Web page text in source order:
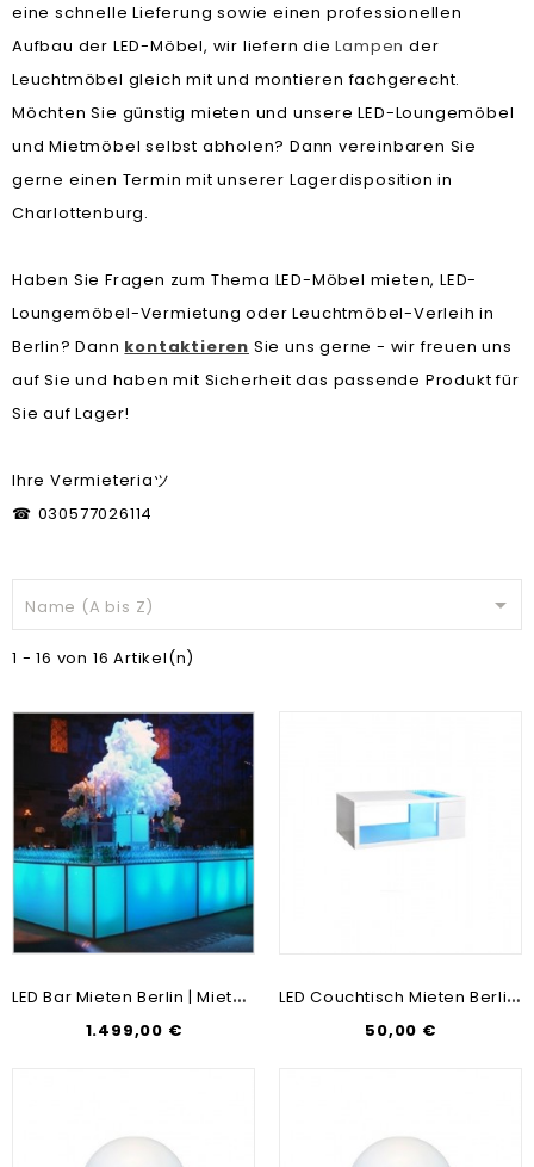
eine schnelle Lieferung sowie einen professionellen
Aufbau der LED-Möbel, wir liefern dieLampen der
Leuchtmöbel gleich mit und montieren fachgerecht.
Möchten Sie günstig mieten und unsere LED-Loungemöbel
und Mietmöbel selbst abholen? Dann vereinbaren Sie
gerne einen Termin mit unserer Lagerdisposition in
Charlottenburg.
Haben Sie Fragen zum Thema LED-Möbel mieten, LED-
Loungemöbel-Vermietung oder Leuchtmöbel-Verleih in
Berlin? Dann kontaktieren Sie uns gerne - wir freuen uns
auf Sie und haben mit Sicherheit das passende Produkt für
Sie auf Lager!
Ihre Vermieteria ツ
☎ 030577026114
Name (A bis Z) 
1 - 16 von 16 Artikel(n)
L
ED Bar Mieten Berlin | Mietmöbel & Messebau | Party, Event & Veranstaltung
1.499,00 €
L
ED Couchtisch Mieten Berlin | Mietmöbel & Messebau | Deko Möbel Günstig Mieten
50,00 €